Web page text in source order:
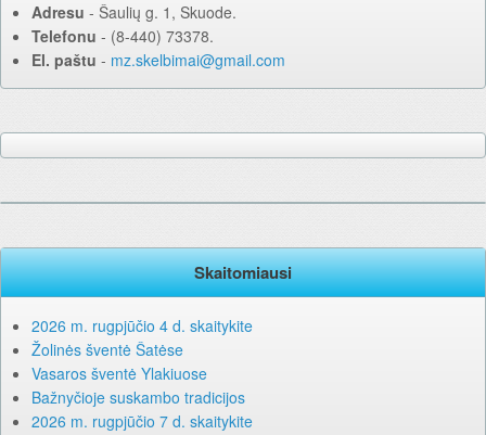
Adresu ‐ Šaulių g. 1, Skuode.
Telefonu ‐ (8-440) 73378.
El. paštu ‐ mz.skelbimai@gmail.com
Skaitomiausi
2026 m. rugpjūčio 4 d. skaitykite
Žolinės šventė Šatėse
Vasaros šventė Ylakiuose
Bažnyčioje suskambo tradicijos
2026 m. rugpjūčio 7 d. skaitykite